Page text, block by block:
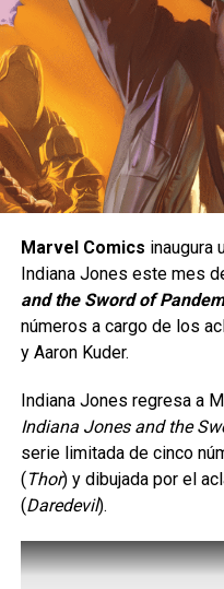
proceso evolutivo que
llegaron a la Tierra, de
Eternos fueran los
podemos decir que los
delos Eternos y de los
Sin embargo, a
guardan un aspecto
que la rivalidad entre los
esperarse.
Marvel Comics inaugura
Indiana Jones este mes
and the Sword of
números a cargo de los
y Aaron Kuder.
Indiana Jones regresa a
Indiana Jones and the
serie limitada de cinco
(Thor) y dibujada por el
(Daredevil).